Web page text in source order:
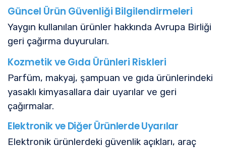
Güncel Ürün Güvenliği Bilgilendirmeleri
Yaygın kullanılan ürünler hakkında Avrupa Birliği
geri çağırma duyuruları.
Kozmetik ve Gıda Ürünleri Riskleri
Parfüm, makyaj, şampuan ve gıda ürünlerindeki
yasaklı kimyasallara dair uyarılar ve geri
çağırmalar.
Elektronik ve Diğer Ürünlerde Uyarılar
Elektronik ürünlerdeki güvenlik açıkları, araç